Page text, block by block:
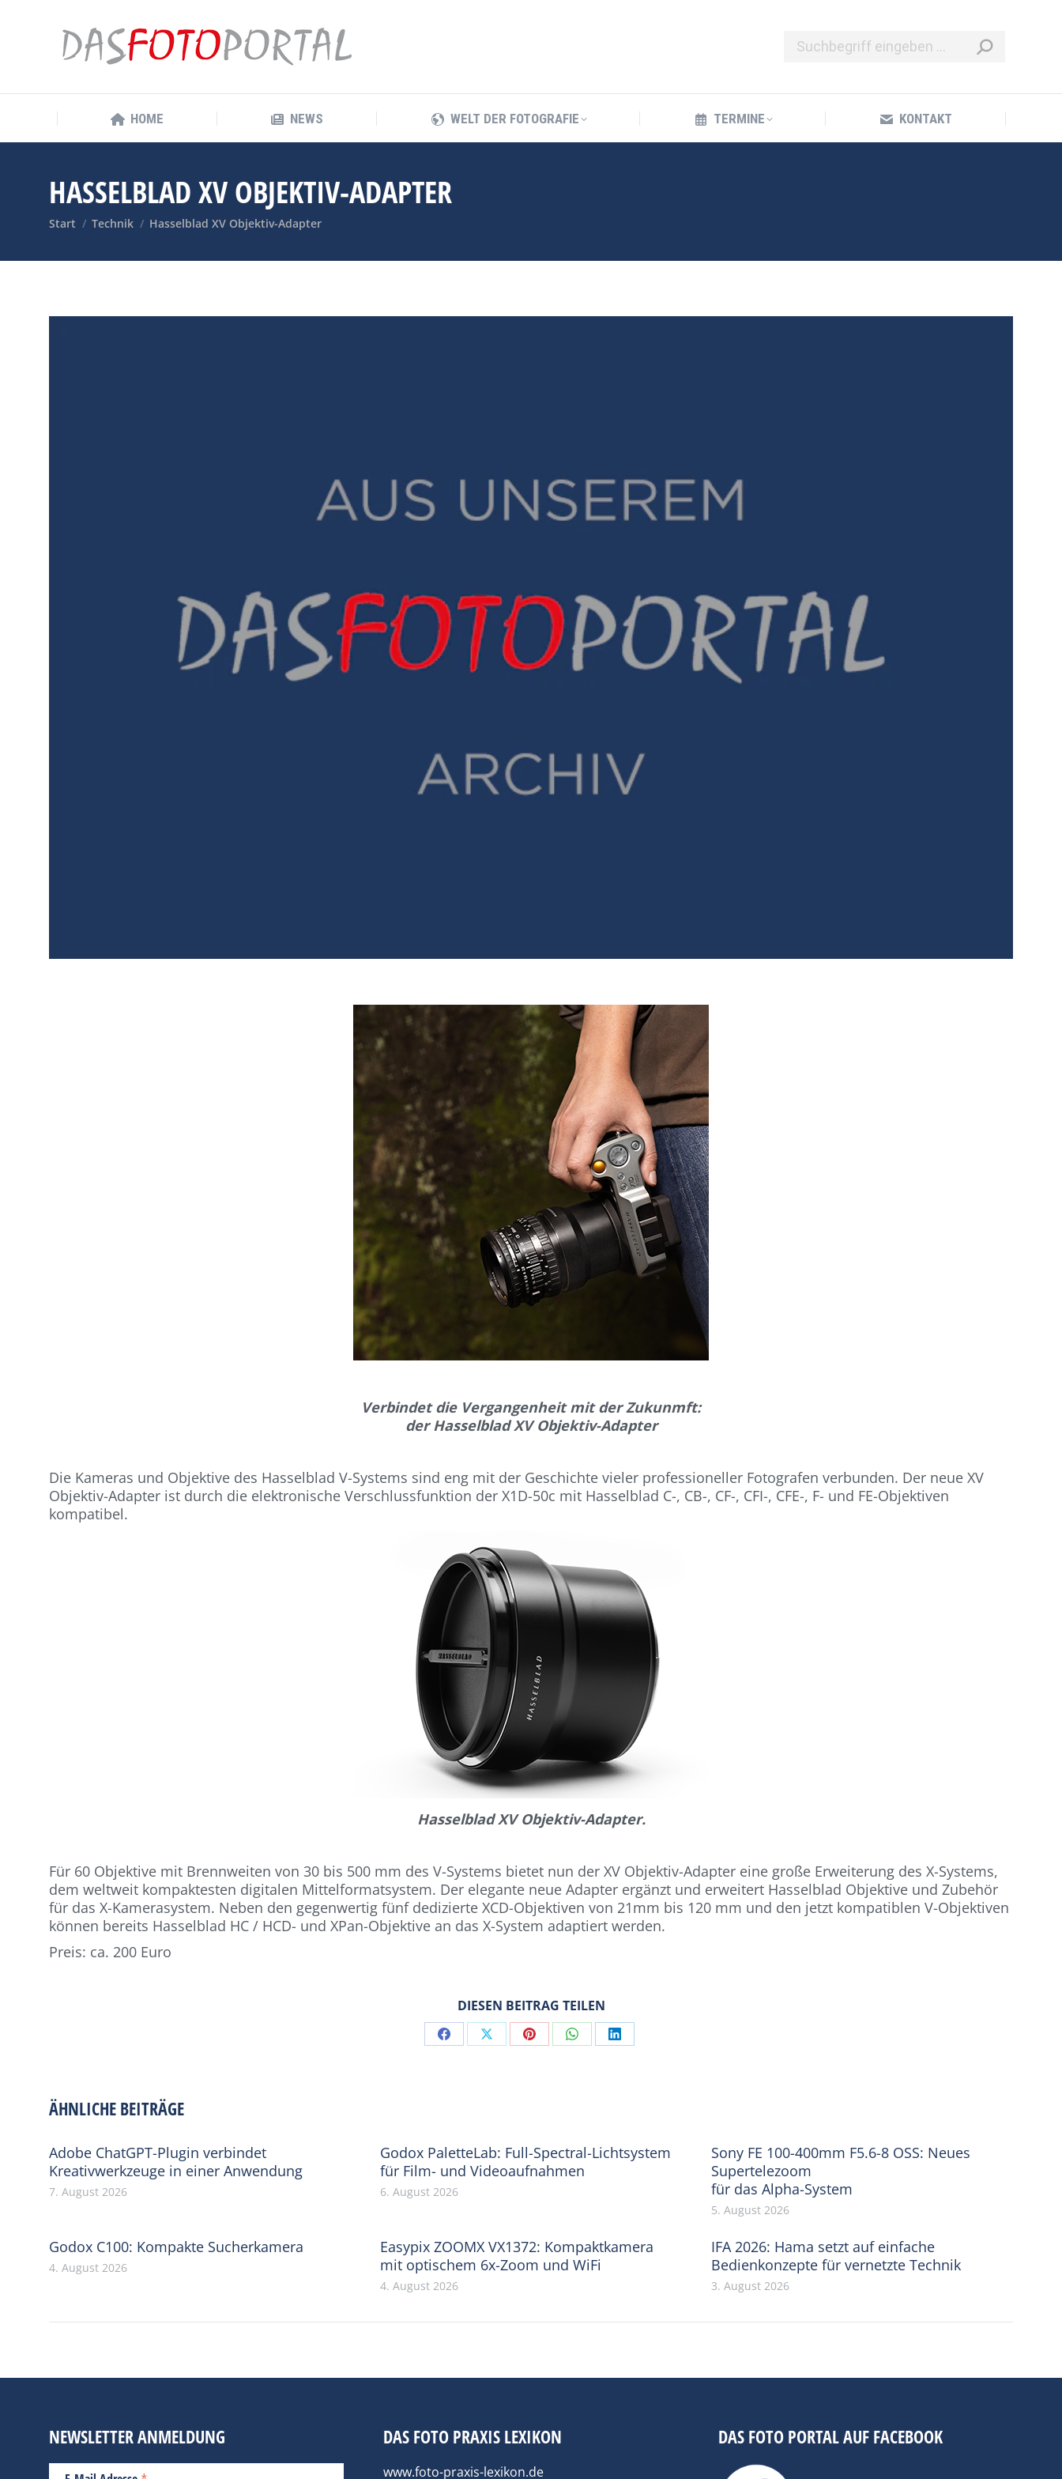
HOME NEWS WELT DER FOTOGRAFIE TERMINE KONTAKT
HASSELBLAD XV OBJEKTIV-ADAPTER
Sie befinden sich hier:
Start Technik Hasselblad XV Objektiv-Adapter
Verbindet die Vergangenheit mit der Zukunmft:
der Hasselblad XV Objektiv-Adapter
Die Kameras und Objektive des Hasselblad V-Systems sind eng mit der Geschichte vieler professioneller Fotografen verbunden. Der neue XV
Objektiv-Adapter ist durch die elektronische Verschlussfunktion der X1D-50c mit Hasselblad C-, CB-, CF-, CFI-, CFE-, F- und FE-Objektiven
kompatibel.
Hasselblad XV Objektiv-Adapter.
Für 60 Objektive mit Brennweiten von 30 bis 500 mm des V-Systems bietet nun der XV Objektiv-Adapter eine große Erweiterung des X-Systems,
dem weltweit kompaktesten digitalen Mittelformatsystem. Der elegante neue Adapter ergänzt und erweitert Hasselblad Objektive und Zubehör
für das X-Kamerasystem. Neben den gegenwertig fünf dedizierte XCD-Objektiven von 21mm bis 120 mm und den jetzt kompatiblen V-Objektiven
können bereits Hasselblad HC / HCD- und XPan-Objektive an das X-System adaptiert werden.
Preis: ca. 200 Euro
DIESEN BEITRAG TEILEN
Share Share Share Share Share
ÄHNLICHE BEITRÄGE
Adobe ChatGPT-Plugin verbindet
Kreativwerkzeuge in einer Anwendung
7. August 2026
Godox PaletteLab: Full-Spectral-Lichtsystem
für Film- und Videoaufnahmen
6. August 2026
Sony FE 100-400mm F5.6-8 OSS: Neues
Supertelezoom
für das Alpha-System
5. August 2026
Godox C100: Kompakte Sucherkamera
4. August 2026
Easypix ZOOMX VX1372: Kompaktkamera
mit optischem 6x-Zoom und WiFi
4. August 2026
IFA 2026: Hama setzt auf einfache
Bedienkonzepte für vernetzte Technik
3. August 2026
NEWSLETTER ANMELDUNG DAS FOTO PRAXIS LEXIKON
www.foto-praxis-lexikon.de
DAS FOTO PORTAL AUF FACEBOOK
HOME NEWS